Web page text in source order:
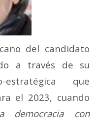
del candidato
a través de su
que
el 2023, cuando
democracia con